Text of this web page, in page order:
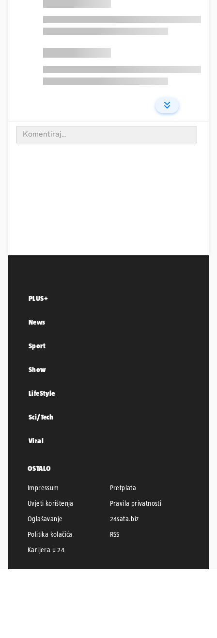
PLUS+
News
Sport
Show
LifeStyle
Sci/Tech
Viral
OSTALO
Impressum
Pretplata
Uvjeti korištenja
Pravila privatnosti
Oglašavanje
24sata.biz
Politika kolačića
RSS
Karijera u 24